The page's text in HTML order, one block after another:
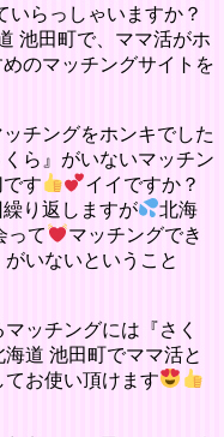
いらっしゃいますか？
池田町で、ママ活がホ
のマッチングサイトを
チングをホンキでした
ら』がいないマッチン
す
イイですか？
り返しますが
北海
って
マッチングでき
がいないということ
ッチングには『さく
海道 池田町でママ活と
てお使い頂けます